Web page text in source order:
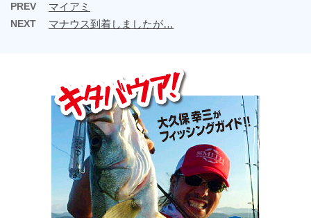
PREV マイアミ
NEXT マナウス到着しましたが…